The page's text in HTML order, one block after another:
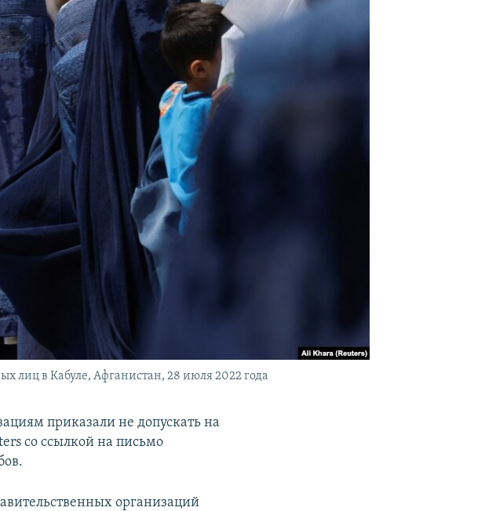
в Кабуле, Афганистан, 28 июля 2022 года
приказали не допускать на
со ссылкой на письмо
организаций